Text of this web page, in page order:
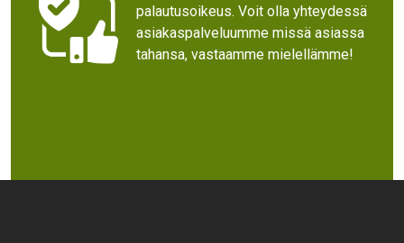
palautusoikeus. Voit olla yhteydessä
asiakaspalveluumme missä asiassa
tahansa, vastaamme mielellämme!